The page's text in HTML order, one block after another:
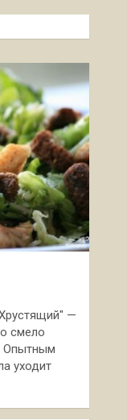
—
смело
Опытным
уходит